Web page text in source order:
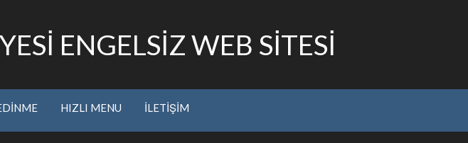
ENGELSİZ WEB SİTESİ
HIZLI MENU İLETİŞİM